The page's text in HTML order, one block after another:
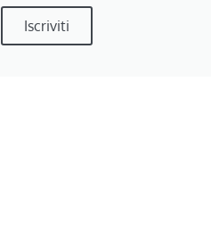
Iscriviti